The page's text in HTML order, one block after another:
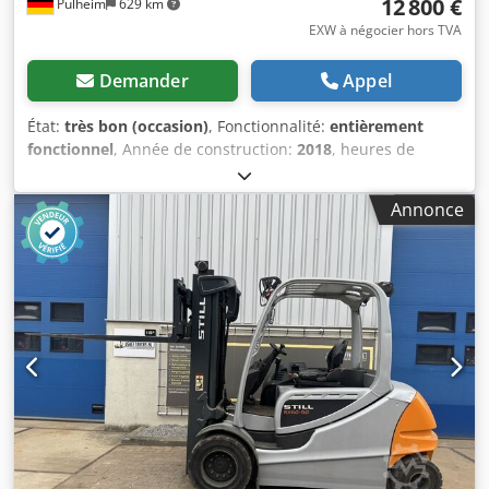
Pulheim 629 km 12 800 €
EXW à négocier hors TVA
Demander Appel
État: très bon (occasion), Fonctionnalité: entièrement
fonctionnel, Année de construction: 2018, heures de
, capacité de charge:
hauteur de levage:3 680 mm, levée libre:150 mm, centre
de gravité de la charge:
600 mm
, type de carburant:
électrique
, hauteur de construction: 2 550 mm , capacité
de la batterie:
, capacité restante de la batterie:
pourcentage
, tension de la batterie:80 V, Certifié DGUV
jusqu'à:
08/2027 , longueur des fourches: 1 200 mm
Équipement:Marquage CE, Vérification de sécurité selon
les normes UVV, cabine, déplacement latéral, historique
complet d'entretien, éclairage, Chariot élévateur
électrique STILL RX 60-25/600 avec les caractéristiques
suivantes : * Heures de fonctionnement : 4 895 * Capacité
de levage : 2 500 kg à 600 mm de centre de charge *
Hauteur de levage : 3 680 mm * Hauteur hors tout :
Annonce